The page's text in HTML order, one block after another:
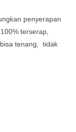
penyerapan
terserap,
tenang, tidak